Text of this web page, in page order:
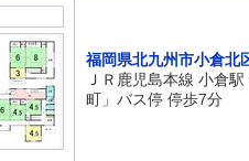
福岡県北九州市小倉北
ＪＲ鹿児島本線 小倉
町」バス停 停歩7分